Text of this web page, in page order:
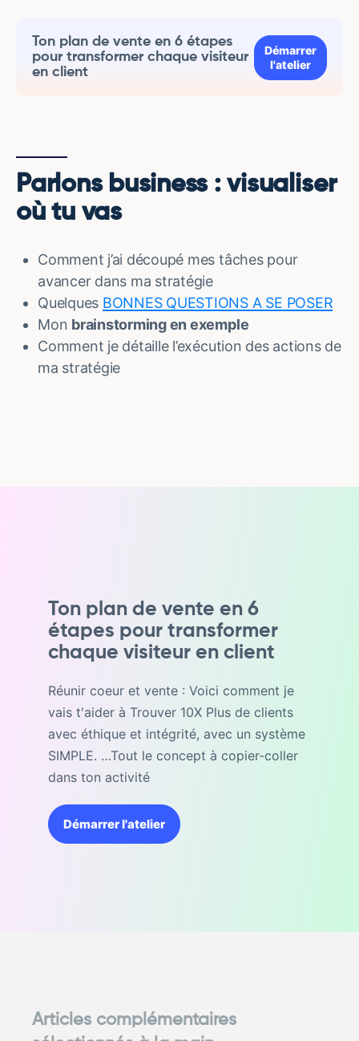
Ton plan de vente en 6 étapes
pour transformer chaque visiteur
en client
Démarrer
l'atelier
Parlons business : visualiser
où tu vas
Comment j’ai découpé mes tâches pour
avancer dans ma stratégie
Quelques BONNES QUESTIONS A SE POSER
Mon brainstorming en exemple
Comment je détaille l’exécution des actions de
ma stratégie
Ton plan de vente en 6
étapes pour transformer
chaque visiteur en client
Réunir coeur et vente : Voici comment je
vais t'aider à Trouver 10X Plus de clients
avec éthique et intégrité, avec un système
SIMPLE. …Tout le concept à copier-coller
dans ton activité
Démarrer l'atelier
Articles complémentaires